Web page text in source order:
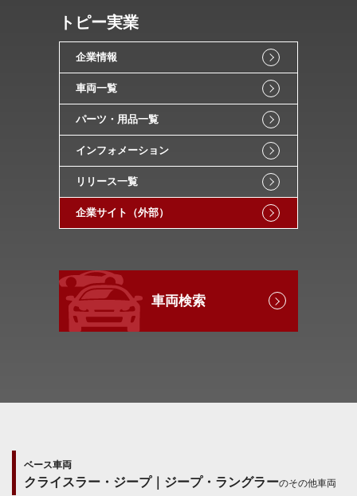
トピー実業
企業情報
車両一覧
パーツ・用品一覧
インフォメーション
リリース一覧
企業サイト（外部）
車両検索
ベース車両
クライスラー・ジープ｜ジープ・ラングラーのその他車両